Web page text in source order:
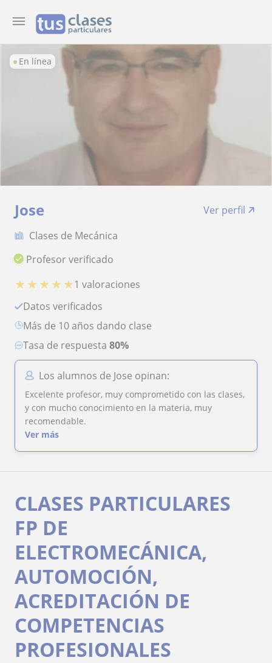
En línea
Jose
Ver perfil
Clases de Mecánica
Profesor verificado
★ ★ ★ ★ ★1 valoraciones
Datos verificados
más de 10 años dando clase
Tasa de respuesta 80%
Los alumnos de Jose opinan:
Excelente profesor, muy comprometido con las clases,
y con mucho conocimiento en la materia, muy
recomendable.
Ver más
CLASES PARTICULARES
FP DE
ELECTROMECÁNICA,
AUTOMOCIÓN,
ACREDITACIÓN DE
COMPETENCIAS
PROFESIONALES